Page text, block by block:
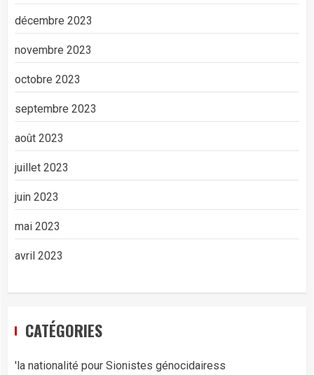
décembre 2023
novembre 2023
octobre 2023
septembre 2023
août 2023
juillet 2023
juin 2023
mai 2023
avril 2023
CATÉGORIES
'la nationalité pour Sionistes génocidairess